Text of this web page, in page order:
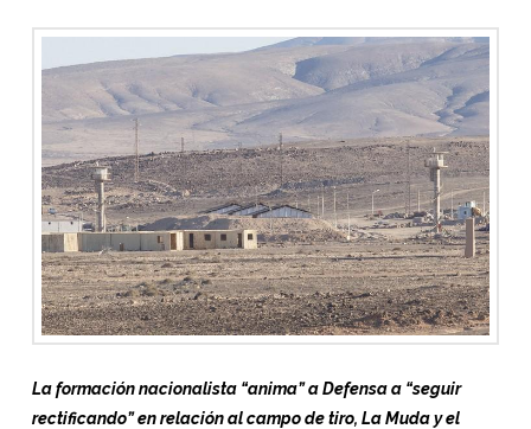
La formación nacionalista “anima” a Defensa a “seguir
rectificando” en relación al campo de tiro, La Muda y el